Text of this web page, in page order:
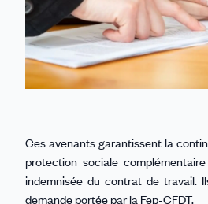
Ces avenants garantissent la
protection sociale
indemnisée du contrat de travail.
demande portée par la Fep-CFDT.